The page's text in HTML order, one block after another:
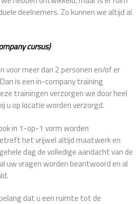
deelnemers. Zo kunnen we altijd al
cursus)
voor meer dan 2 personen en/of er
is een in-company training
trainingen verzorgen we door heel
u op locatie worden verzorgd.
in 1-op-1 vorm worden
het vrijwel altijd maatwerk en
dag de volledige aandacht van de
uw vragen worden beantwoord en al
dat u een ruimte tot de